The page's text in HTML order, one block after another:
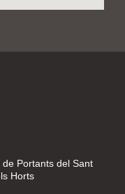
Portants del Sant
Horts